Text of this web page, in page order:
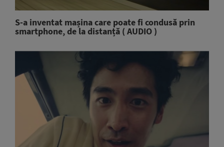
S-a inventat mașina care poate fi condusă prin
smartphone, de la distanță ( AUDIO )